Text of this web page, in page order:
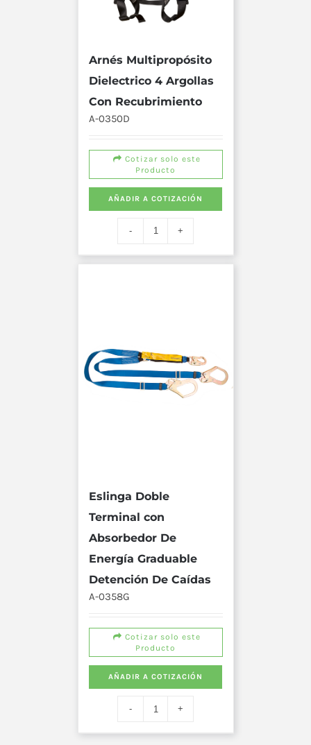
Arnés Multipropósito
Dielectrico 4 Argollas
Con Recubrimiento
A-0350D
Cotizar solo este
Producto
AÑADIR A COTIZACIÓN
Eslinga Doble
Terminal con
Absorbedor De
Energía Graduable
Detención De Caídas
A-0358G
Cotizar solo este
Producto
AÑADIR A COTIZACIÓN